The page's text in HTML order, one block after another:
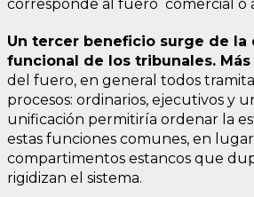
corresponde al fuero comercial o
Un tercer beneficio surge de la
funcional de los tribunales. Más
del fuero, en general todos
procesos: ordinarios, ejecutivos y
unificación permitiría ordenar la
estas funciones comunes, en
compartimentos estancos que
rigidizan el sistema.